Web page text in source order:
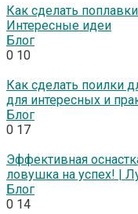
Как сделать
Интересные идеи
Блог
0 10
Как сделать поилки
для интересных и
Блог
0 17
Эффективная
ловушка на успех! |
Блог
0 14